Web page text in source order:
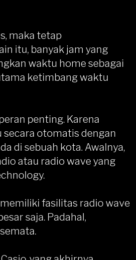
maka tetap
itu, banyak jam yang
waktu home sebagai
ketimbang waktu
penting. Karena
otomatis dengan
di sebuah kota. Awalnya,
atau radio wave yang
fasilitas radio wave
saja. Padahal,